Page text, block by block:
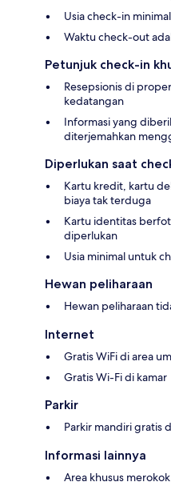
Usia check-in
Waktu check-out
Petunjuk check-in
Resepsionis di
kedatangan
Informasi yang
diterjemahkan
Diperlukan saat
Kartu kredit, kartu
biaya tak terduga
Kartu identitas
diperlukan
Usia minimal untuk
Hewan peliharaan
Hewan peliharaan
Internet
Gratis WiFi di area
Gratis Wi-Fi di kamar
Parkir
Parkir mandiri gratis
Informasi lainnya
Area khusus merokok